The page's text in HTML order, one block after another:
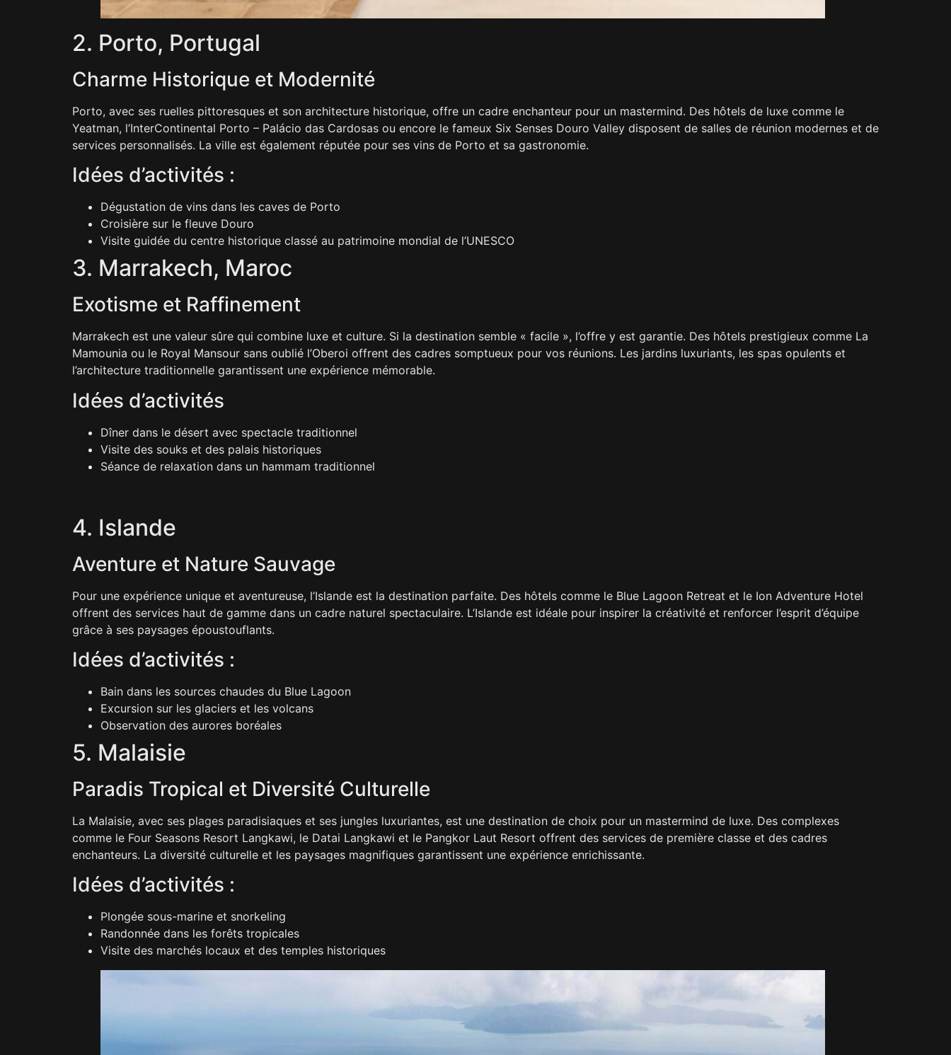
2. Porto, Portugal
Charme Historique et Modernité
Porto, avec ses ruelles pittoresques et son architecture historique, offre un cadre enchanteur pour un mastermind. Des hôtels de luxe comme le
Yeatman, l’InterContinental Porto – Palácio das Cardosas ou encore le fameux Six Senses Douro Valley disposent de salles de réunion modernes et de
services personnalisés. La ville est également réputée pour ses vins de Porto et sa gastronomie.
Idées d’activités :
Dégustation de vins dans les caves de Porto
Croisière sur le fleuve Douro
Visite guidée du centre historique classé au patrimoine mondial de l’UNESCO
3. Marrakech, Maroc
Exotisme et Raffinement
Marrakech est une valeur sûre qui combine luxe et culture. Si la destination semble « facile », l’offre y est garantie. Des hôtels prestigieux comme La
Mamounia ou le Royal Mansour sans oublié l’Oberoi offrent des cadres somptueux pour vos réunions. Les jardins luxuriants, les spas opulents et
l’architecture traditionnelle garantissent une expérience mémorable.
Idées d’activités
Dîner dans le désert avec spectacle traditionnel
Visite des souks et des palais historiques
Séance de relaxation dans un hammam traditionnel
4. Islande
Aventure et Nature Sauvage
Pour une expérience unique et aventureuse, l’Islande est la destination parfaite. Des hôtels comme le Blue Lagoon Retreat et le Ion Adventure Hotel
offrent des services haut de gamme dans un cadre naturel spectaculaire. L’Islande est idéale pour inspirer la créativité et renforcer l’esprit d’équipe
grâce à ses paysages époustouflants.
Idées d’activités :
Bain dans les sources chaudes du Blue Lagoon
Excursion sur les glaciers et les volcans
Observation des aurores boréales
5. Malaisie
Paradis Tropical et Diversité Culturelle
La Malaisie, avec ses plages paradisiaques et ses jungles luxuriantes, est une destination de choix pour un mastermind de luxe. Des complexes
comme le Four Seasons Resort Langkawi, le Datai Langkawi et le Pangkor Laut Resort offrent des services de première classe et des cadres
enchanteurs. La diversité culturelle et les paysages magnifiques garantissent une expérience enrichissante.
Idées d’activités :
Plongée sous-marine et snorkeling
Randonnée dans les forêts tropicales
Visite des marchés locaux et des temples historiques